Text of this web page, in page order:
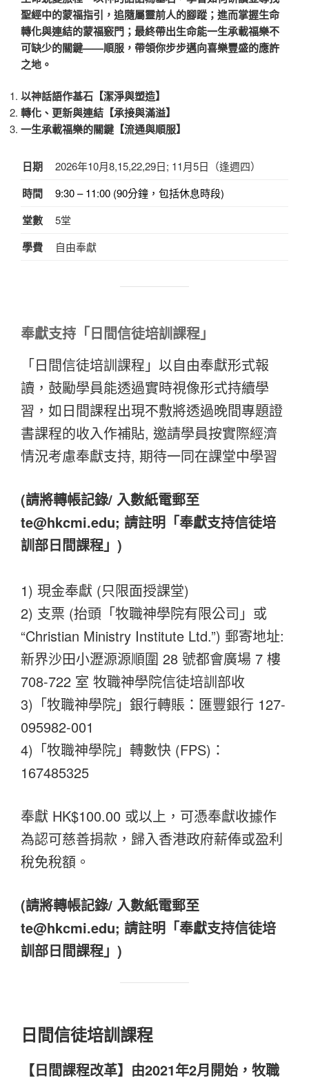
聖經中的蒙福指引，追隨屬靈前人的腳蹤；進而掌握生命
轉化與連結的蒙福竅門；最終帶出生命能一生承載福樂不
可缺少的關鍵——順服，帶領你步步邁向喜樂豐盛的應許
之地。
以神話語作基石【潔淨與塑造】
轉化、更新與連結【承接與滿溢】
一生承載福樂的關鍵【流通與順服】
日期 2026年10月8,15,22,29日; 11月5日（逢週四）
時間 9:30 – 11:00 (90分鐘，包括休息時段)
堂數 5堂
學費 自由奉獻
奉獻支持「日間信徒培訓課程」
「日間信徒培訓課程」以自由奉獻形式報
讀，鼓勵學員能透過實時視像形式持續學
習，如日間課程出現不敷將透過晚間專題證
書課程的收入作補貼, 邀請學員按實際經濟
情況考慮奉獻支持, 期待一同在課堂中學習
(請將轉帳記錄/ 入數紙電郵至
te@hkcmi.edu; 請註明「奉獻支持信徒培
訓部日間課程」)
1) 現金奉獻 (只限面授課堂)
2) 支票 (抬頭「牧職神學院有限公司」或
“Christian Ministry Institute Ltd.”) 郵寄地址:
新界沙田小瀝源源順圍 28 號都會廣場 7 樓
708-722 室 牧職神學院信徒培訓部收
3)「牧職神學院」銀行轉賬：匯豐銀行 127-
095982-001
4)「牧職神學院」轉數快 (FPS)：
167485325
奉獻 HK$100.00 或以上，可憑奉獻收據作
為認可慈善捐款，歸入香港政府薪俸或盈利
稅免稅額。
(請將轉帳記錄/ 入數紙電郵至
te@hkcmi.edu; 請註明「奉獻支持信徒培
訓部日間課程」)
日間信徒培訓課程
【日間課程改革】由2021年2月開始，牧職